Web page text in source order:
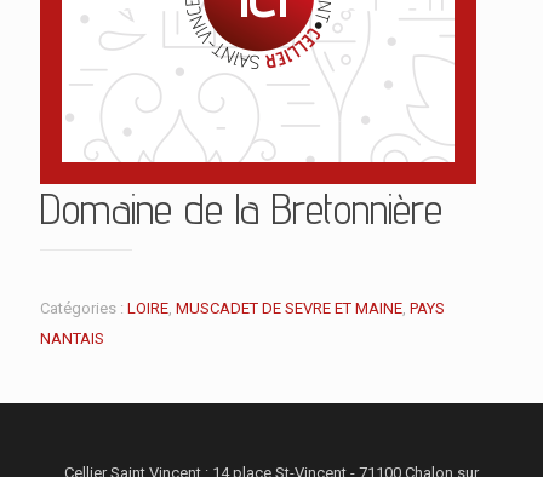
Domaine de la Bretonnière
Catégories : LOIRE, MUSCADET DE SEVRE ET MAINE, PAYS
NANTAIS
Cellier Saint Vincent : 14 place St-Vincent - 71100 Chalon sur